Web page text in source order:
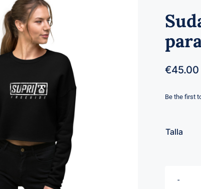
€45.00
Be the first
Talla